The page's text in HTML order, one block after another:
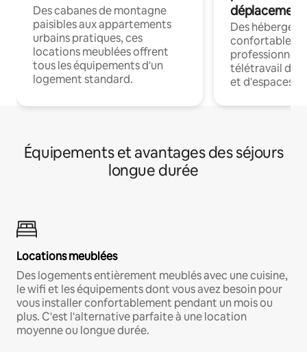
Des cabanes de montagne
paisibles aux appartements
urbains pratiques, ces
locations meublées offrent
tous les équipements d'un
logement standard.
déplacement
Des
confortables
professionnels
télétravail
et d'espaces
Équipements et avantages des séjours
longue durée
Locations meublées
Des logements entièrement meublés avec une cuisine,
le wifi et les équipements dont vous avez besoin pour
vous installer confortablement pendant un mois ou
plus. C'est l'alternative parfaite à une location
moyenne ou longue durée.